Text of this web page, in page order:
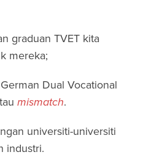
graduan TVET kita
mereka;
Dual Vocational
mismatch.
universiti-universiti
industri.